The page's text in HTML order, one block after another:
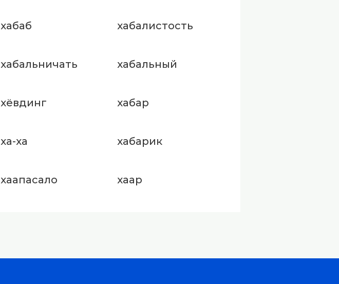
хабаб хабалистость
хабальничать хабальный
хёвдинг хабар
ха-ха хабарик
хаапасало хаар